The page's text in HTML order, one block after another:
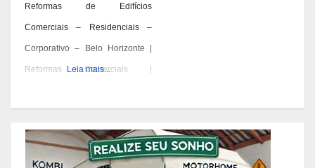
Reformas de Edifícios
Comerciais – Residenciais –
Corporativo – Belo Horizonte |
Reformas Comerciais |
Reformas Condomínios Belo
Horizonte | Reformas
Corporativas Comercial – Belo
Leia mais...